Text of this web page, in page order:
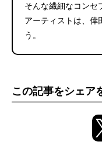
そんな繊細なコンセ
アーティストは、倖
う。
この記事をシェア